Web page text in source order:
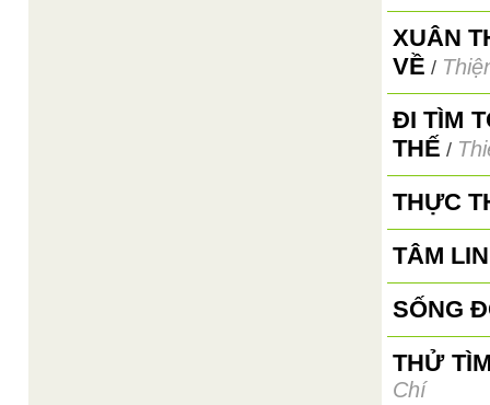
XUÂN
VỀ /
ĐI TÌM
THẾ /
THỰC
TÂM
SỐNG
THỬ
Chí